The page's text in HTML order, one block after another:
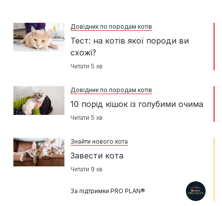
Довідник по породам котів
Тест: на котів якої породи ви
схожі?
Читати 5 хв
Довідник по породам котів
10 порід кішок із голубими очима
Читати 5 хв
Знайти нового кота
Завести кота
Читати 9 хв
За підтримки PRO PLAN®